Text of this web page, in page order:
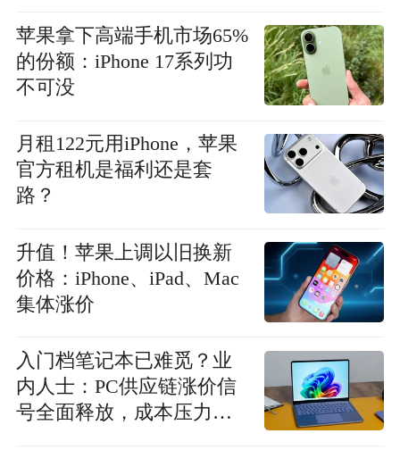
苹果拿下高端手机市场65%
的份额：iPhone 17系列功
不可没
月租122元用iPhone，苹果
官方租机是福利还是套
路？
升值！苹果上调以旧换新
价格：iPhone、iPad、Mac
集体涨价
入门档笔记本已难觅？业
内人士：PC供应链涨价信
号全面释放，成本压力贯